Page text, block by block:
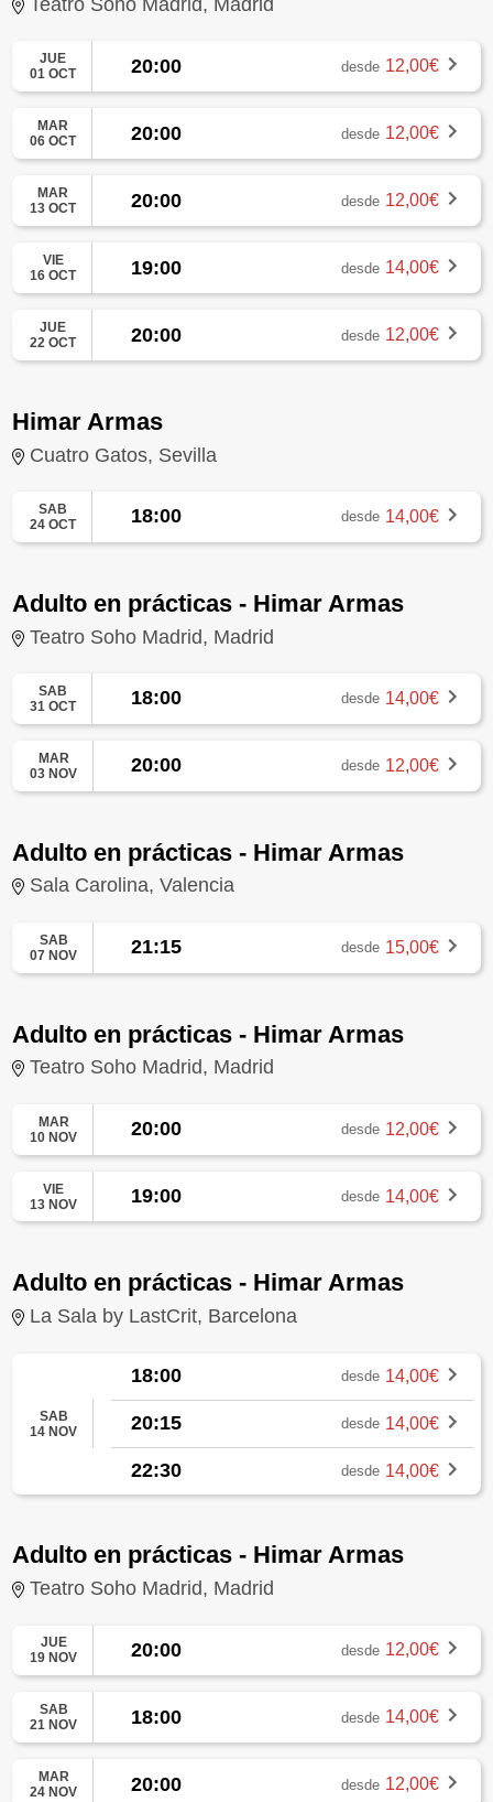
Teatro Soho Madrid, Madrid
JUE
01 OCT
20:00 desde 12,00€
MAR
06 OCT
20:00 desde 12,00€
MAR
13 OCT
20:00 desde 12,00€
VIE
16 OCT
19:00 desde 14,00€
JUE
22 OCT
20:00 desde 12,00€
Himar Armas
Cuatro Gatos, Sevilla
SAB
24 OCT
18:00 desde 14,00€
Adulto en prácticas - Himar Armas
Teatro Soho Madrid, Madrid
SAB
31 OCT
18:00 desde 14,00€
MAR
03 NOV
20:00 desde 12,00€
Adulto en prácticas - Himar Armas
Sala Carolina, Valencia
SAB
07 NOV
21:15 desde 15,00€
Adulto en prácticas - Himar Armas
Teatro Soho Madrid, Madrid
MAR
10 NOV
20:00 desde 12,00€
VIE
13 NOV
19:00 desde 14,00€
Adulto en prácticas - Himar Armas
La Sala by LastCrit, Barcelona
SAB
14 NOV
18:00 desde 14,00€
20:15 desde 14,00€
22:30 desde 14,00€
Adulto en prácticas - Himar Armas
Teatro Soho Madrid, Madrid
JUE
19 NOV
20:00 desde 12,00€
SAB
21 NOV
18:00 desde 14,00€
MAR
24 NOV
20:00 desde 12,00€